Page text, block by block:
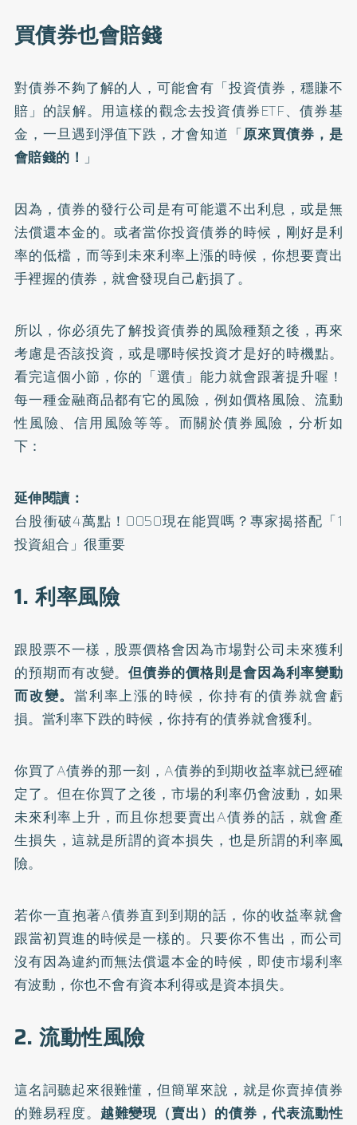
買債券也會賠錢
對債券不夠了解的人，可能會有「投資債券，穩賺不
賠」的誤解。用這樣的觀念去投資債券ETF、債券基
金，一旦遇到淨值下跌，才會知道「原來買債券，是
會賠錢的！ 」
因為，債券的發行公司是有可能還不出利息，或是無
法償還本金的。或者當你投資債券的時候，剛好是利
率的低檔，而等到未來利率上漲的時候，你想要賣出
手裡握的債券，就會發現自己虧損了。
所以，你必須先了解投資債券的風險種類之後，再來
考慮是否該投資，或是哪時候投資才是好的時機點。
看完這個小節，你的「選債」能力就會跟著提升喔！
每一種金融商品都有它的風險，例如價格風險、流動
性風險、信用風險等等。而關於債券風險，分析如
下：
延伸閱讀：
台股衝破4萬點！0050現在能買嗎？專家揭搭配「1
投資組合」很重要
1. 利率風險
跟股票不一樣，股票價格會因為市場對公司未來獲利
的預期而有改變。但債券的價格則是會因為利率變動
而改變。當利率上漲的時候，你持有的債券就會虧
損。當利率下跌的時候，你持有的債券就會獲利。
你買了A債券的那一刻，A債券的到期收益率就已經確
定了。但在你買了之後，市場的利率仍會波動，如果
未來利率上升，而且你想要賣出A債券的話，就會產
生損失，這就是所謂的資本損失，也是所謂的利率風
險。
若你一直抱著A債券直到到期的話，你的收益率就會
跟當初買進的時候是一樣的。只要你不售出，而公司
沒有因為違約而無法償還本金的時候，即使市場利率
有波動，你也不會有資本利得或是資本損失。
2. 流動性風險
這名詞聽起來很難懂，但簡單來說，就是你賣掉債券
的難易程度。 越難變現（賣出）的債券，代表流動性